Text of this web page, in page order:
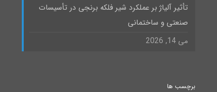
تأثیر آلیاژ بر عملکرد شیر فلکه برنجی در تأسیسات
صنعتی و ساختمانی
می 14, 2026
برچسب ها